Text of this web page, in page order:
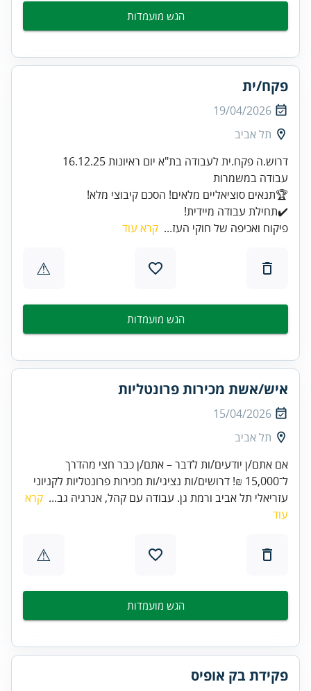
הגש מועמדות
פקח/ית
19/04/2026
תל אביב
✔️תחילת עבודה מיידית!
פיקוח ואכיפה של חוקי העז... קרא עוד
⚠
הגש מועמדות
איש/אשת מכירות פרונטליות
15/04/2026
תל אביב
אם אתם/ן יודעים/ות לדבר – אתם/ן כבר חצי מהדרך
ל־15,000 ₪! דרושים/ות נציגי/ות מכירות פרונטליות לקניוני
עזריאלי תל אביב ורמת גן. עבודה עם קהל, אנרגיה גב... קרא
עוד
⚠
הגש מועמדות
פקידת בק אופיס